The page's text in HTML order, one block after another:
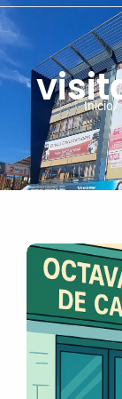
Inicio/